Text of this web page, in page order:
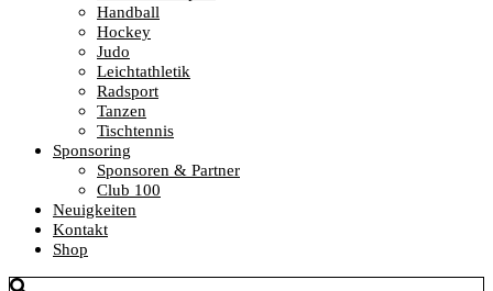
Handball
Hockey
Judo
Leichtathletik
Radsport
Tanzen
Tischtennis
Sponsoring
Sponsoren & Partner
Club 100
Neuigkeiten
Kontakt
Shop